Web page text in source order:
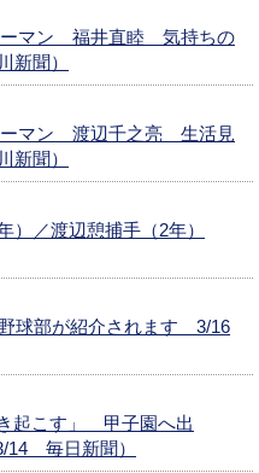
ーマン 福井直睦 気持ちの
新聞）
ーマン 渡辺千之亮 生活見
新聞）
／渡辺憩捕手（2年）
球部が紹介されます 3/16
起こす」 甲子園へ出
14 毎日新聞）